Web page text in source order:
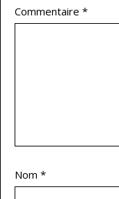
Commentaire *
Nom *